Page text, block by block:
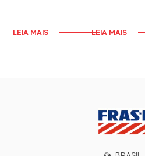
LEIA MAIS LEIA MAIS